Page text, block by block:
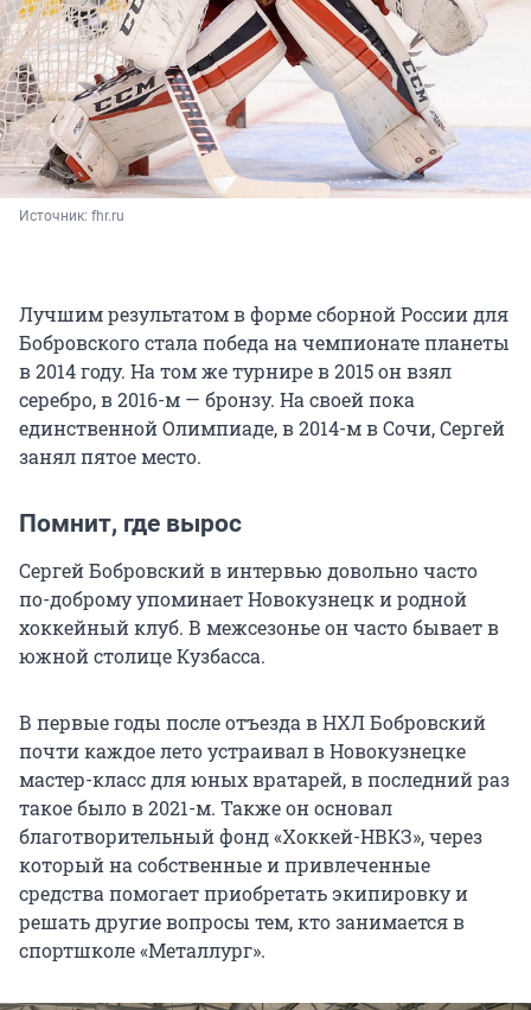
Источник: fhr.ru
Лучшим результатом в форме сборной России для
Бобровского стала победа на чемпионате планеты
в 2014 году. На том же турнире в 2015 он взял
серебро, в 2016-м — бронзу. На своей пока
единственной Олимпиаде, в 2014-м в Сочи, Сергей
занял пятое место.
Помнит, где вырос
Сергей Бобровский в интервью довольно часто
по-доброму упоминает Новокузнецк и родной
хоккейный клуб. В межсезонье он часто бывает в
южной столице Кузбасса.
В первые годы после отъезда в НХЛ Бобровский
почти каждое лето устраивал в Новокузнецке
мастер-класс для юных вратарей, в последний раз
такое было в 2021-м. Также он основал
благотворительный фонд «Хоккей-НВКЗ», через
который на собственные и привлеченные
средства помогает приобретать экипировку и
решать другие вопросы тем, кто занимается в
спортшколе «Металлург».